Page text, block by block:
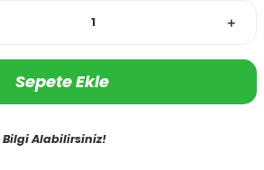
Sepete Ekle
Bilgi Alabilirsiniz!